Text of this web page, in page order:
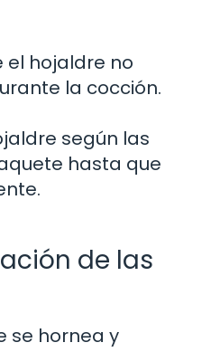
el hojaldre no
la cocción.
según las
hasta que
de las
se hornea y